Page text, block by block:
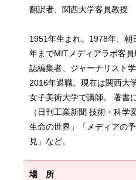
翻訳者、関西大学客員教授
1951年生まれ。1978年、
年までMITメディアラボ客
誌編集者、ジャーナリスト
2016年退職。現在は関西大
女子美術大学で講師。 著書
（日刊工業新聞 技術・科学
生命の世界」「メディアの
見」など。
場 所